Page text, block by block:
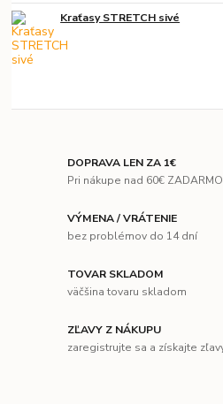
Kraťasy STRETCH sivé
DOPRAVA LEN ZA 1€
Pri nákupe nad 60€ ZADARMO
VÝMENA / VRÁTENIE
bez problémov do 14 dní
TOVAR SKLADOM
väčšina tovaru skladom
ZĽAVY Z NÁKUPU
zaregistrujte sa a získajte